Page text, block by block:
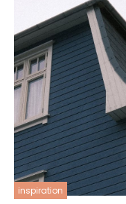
inspiration